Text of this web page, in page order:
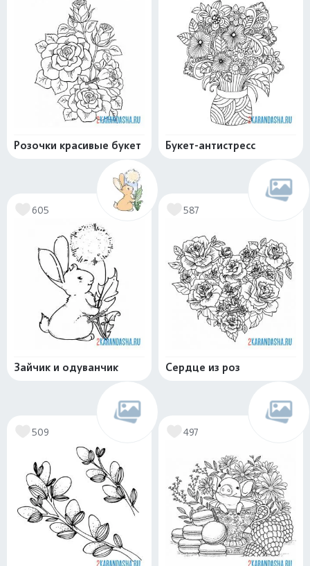
Розочки красивые букет Букет-антистресс
605
Зайчик и одуванчик
587
Сердце из роз
509 497